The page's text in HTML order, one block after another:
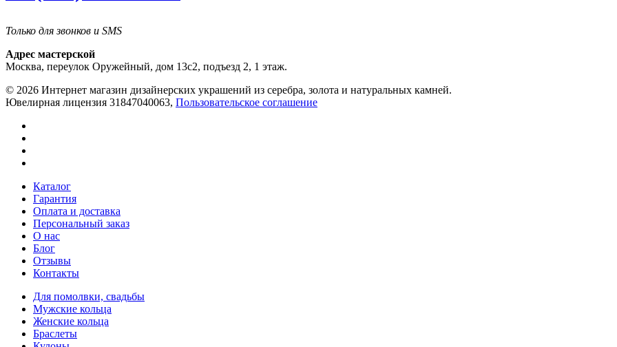
Только для звонков и SMS
Адрес мастерской
Москва, переулок Оружейный, дом 13с2, подъезд 2, 1 этаж.
© 2026 Интернет магазин дизайнерских украшений из серебра, золота и натуральных камней.
Ювелирная лицензия 31847040063, Пользовательское соглашение
Каталог
Гарантия
Оплата и доставка
Персональный заказ
О нас
Блог
Отзывы
Контакты
Для помолвки, свадьбы
Мужские кольца
Женские кольца
Браслеты